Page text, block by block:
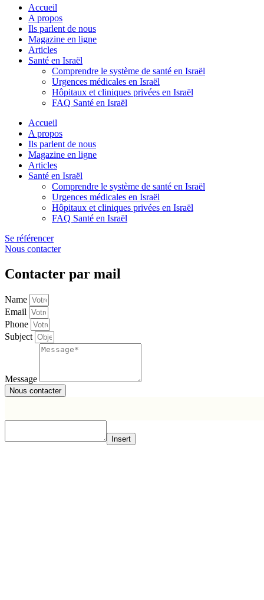
Accueil
A propos
Ils parlent de nous
Magazine en ligne
Articles
Santé en Israël
Comprendre le système de santé en Israël
Urgences médicales en Israël
Hôpitaux et cliniques privées en Israël
FAQ Santé en Israël
Accueil
A propos
Ils parlent de nous
Magazine en ligne
Articles
Santé en Israël
Comprendre le système de santé en Israël
Urgences médicales en Israël
Hôpitaux et cliniques privées en Israël
FAQ Santé en Israël
Se référencer
Nous contacter
Contacter par mail
Name
Email
Phone
Subject
Message
Nous contacter
Insert